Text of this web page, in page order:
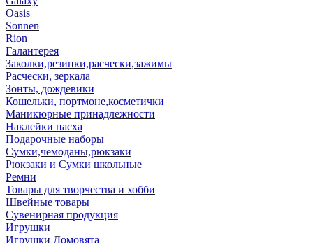
Oasis
Sonnen
Rion
Галантерея
Заколки,резинки,расчески,зажимы
Расчески, зеркала
Зонты, дождевики
Кошельки, портмоне,косметички
Маникюрные принадлежности
Наклейки пасха
Подарочные наборы
Сумки,чемоданы,рюкзаки
Рюкзаки и Сумки школьные
Ремни
Товары для творчества и хобби
Швейные товары
Сувенирная продукция
Игрушки
Игрушки Домовята